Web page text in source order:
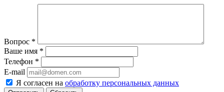
Вопрос *
Ваше имя *
Телефон *
E-mail
Я согласен на обработку персональных данных